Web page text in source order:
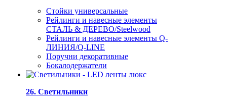
Стойки универсальные
Рейлинги и навесные элементы
СТАЛЬ & ДЕРЕВО/Steelwood
Рейлинги и навесные элементы Q-
ЛИНИЯ/Q-LINE
Поручни декоративные
Бокалодержатели
26. Светильники